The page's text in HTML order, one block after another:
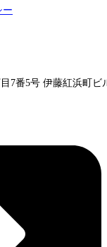
ー
7番5号 伊藤紅浜町